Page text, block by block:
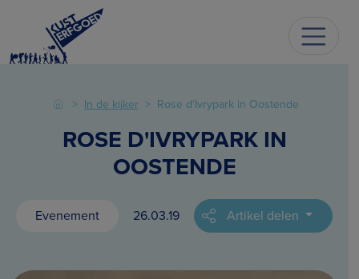
In de kijker Rose d'Ivrypark in Oostende
ROSE D'IVRYPARK IN
OOSTENDE
Evenement 26.03.19 Artikel delen